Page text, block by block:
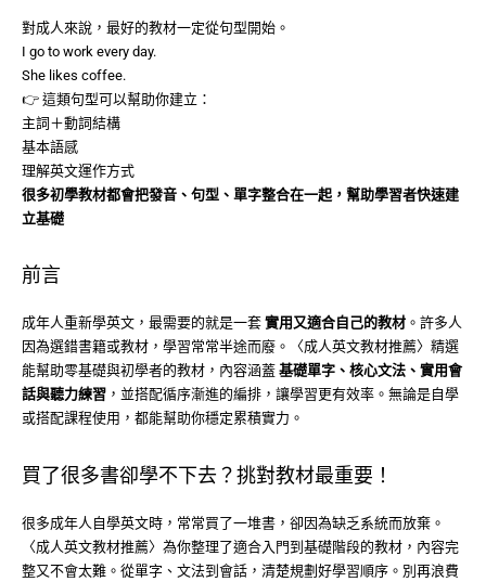
對成人來說，最好的教材一定從句型開始。
I go to work every day.
She likes coffee.
👉 這類句型可以幫助你建立：
主詞＋動詞結構
基本語感
理解英文運作方式
很多初學教材都會把發音、句型、單字整合在一起，幫助學習者快速建
立基礎
前言
成年人重新學英文，最需要的就是一套 實用又適合自己的教材 。許多人
因為選錯書籍或教材，學習常常半途而廢。〈成人英文教材推薦〉精選
能幫助零基礎與初學者的教材，內容涵蓋 基礎單字、核心文法、實用會
話與聽力練習 ，並搭配循序漸進的編排，讓學習更有效率。無論是自學
或搭配課程使用，都能幫助你穩定累積實力。
買了很多書卻學不下去？挑對教材最重要！
很多成年人自學英文時，常常買了一堆書，卻因為缺乏系統而放棄。
〈成人英文教材推薦〉為你整理了適合入門到基礎階段的教材，內容完
整又不會太難。從單字、文法到會話，清楚規劃好學習順序。別再浪費